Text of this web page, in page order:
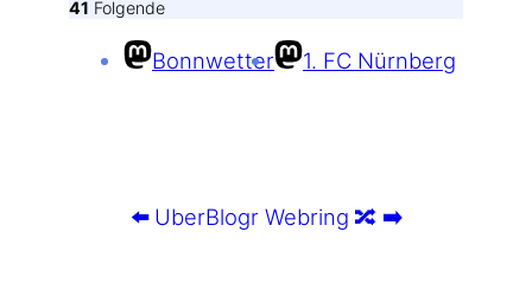
41 Folgende
Bonnwetter 1. FC Nürnberg
⬅️ UberBlogr Webring 🔀 ➡️